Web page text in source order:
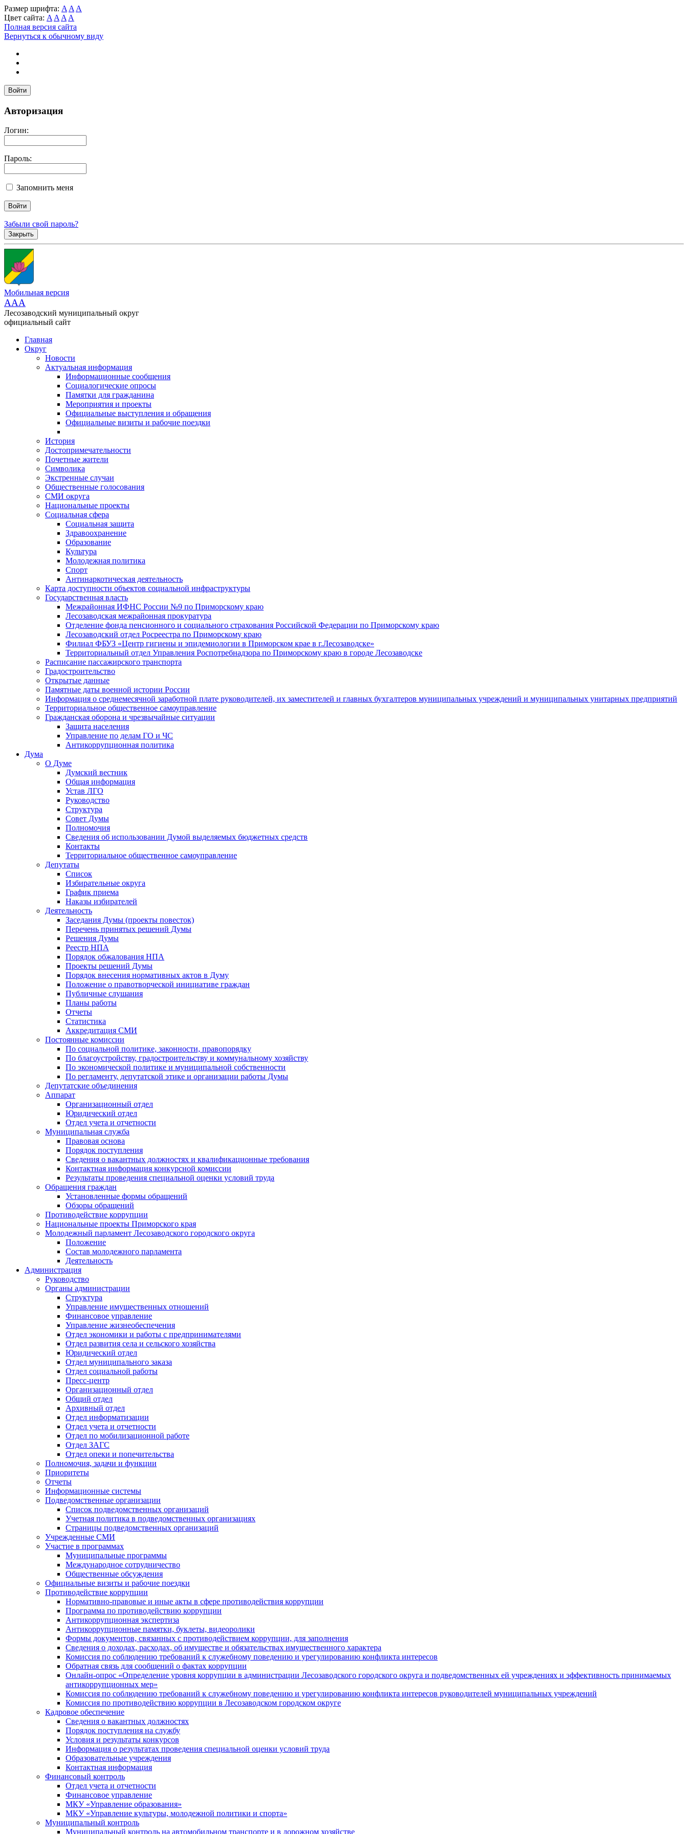
Размер шрифта: A A A
Цвет сайта: A A A A
Полная версия сайта
Вернуться к обычному виду
Войти
Авторизация
Логин:
Пароль:
Запомнить меня
Забыли свой пароль?
Закрыть
Мобильная версия
AAA
Лесозаводский муниципальный округ
официальный сайт
Главная
Округ
Новости
Актуальная информация
Информационные сообщения
Социалогические опросы
Памятки для гражданина
Мероприятия и проекты
Официальные выступления и обращения
Официальные визиты и рабочие поездки
История
Достопримечательности
Почетные жители
Символика
Экстренные случаи
Общественные голосования
СМИ округа
Национальные проекты
Социальная сфера
Социальная защита
Здравоохранение
Образование
Культура
Молодежная политика
Спорт
Антинаркотическая деятельность
Карта доступности объектов социальной инфраструктуры
Государственная власть
Межрайонная ИФНС России №9 по Приморскому краю
Лесозаводская межрайонная прокуратура
Отделение фонда пенсионного и социального страхования Российской Федерации по Приморскому краю
Лесозаводский отдел Росреестра по Приморскому краю
Филиал ФБУЗ «Центр гигиены и эпидемиологии в Приморском крае в г.Лесозаводске»
Территориальный отдел Управления Роспотребнадзора по Приморскому краю в городе Лесозаводске
Расписание пассажирского транспорта
Градостроительство
Открытые данные
Памятные даты военной истории России
Информация о среднемесячной заработной плате руководителей, их заместителей и главных бухгалтеров муниципальных учреждений и муниципальных унитарных предприятий
Территориальное общественное самоуправление
Гражданская оборона и чрезвычайные ситуации
Защита населения
Управление по делам ГО и ЧС
Антикоррупционная политика
Дума
О Думе
Думский вестник
Общая информация
Устав ЛГО
Руководство
Структура
Совет Думы
Полномочия
Сведения об использовании Думой выделяемых бюджетных средств
Контакты
Территориальное общественное самоуправление
Депутаты
Список
Избирательные округа
График приема
Наказы избирателей
Деятельность
Заседания Думы (проекты повесток)
Перечень принятых решений Думы
Решения Думы
Реестр НПА
Порядок обжалования НПА
Проекты решений Думы
Порядок внесения нормативных актов в Думу
Положение о правотворческой инициативе граждан
Публичные слушания
Планы работы
Отчеты
Статистика
Аккредитация СМИ
Постоянные комиссии
По социальной политике, законности, правопорядку
По благоустройству, градостроительству и коммунальному хозяйству
По экономической политике и муниципальной собственности
По регламенту, депутатской этике и организации работы Думы
Депутатские объединения
Аппарат
Организационный отдел
Юридический отдел
Отдел учета и отчетности
Муниципальная служба
Правовая основа
Порядок поступления
Сведения о вакантных должностях и квалификационные требования
Контактная информация конкурсной комиссии
Результаты проведения специальной оценки условий труда
Обращения граждан
Установленные формы обращений
Обзоры обращений
Противодействие коррупции
Национальные проекты Приморского края
Молодежный парламент Лесозаводского городского округа
Положение
Состав молодежного парламента
Деятельность
Администрация
Руководство
Органы администрации
Структура
Управление имущественных отношений
Финансовое управление
Управление жизнеобеспечения
Отдел экономики и работы с предпринимателями
Отдел развития села и сельского хозяйства
Юридический отдел
Отдел муниципального заказа
Отдел социальной работы
Пресс-центр
Организационный отдел
Общий отдел
Архивный отдел
Отдел информатизации
Отдел учета и отчетности
Отдел по мобилизационной работе
Отдел ЗАГС
Отдел опеки и попечительства
Полномочия, задачи и функции
Приоритеты
Отчеты
Информационные системы
Подведомственные организации
Список подведомственных организаций
Учетная политика в подведомственных организациях
Страницы подведомственных организаций
Учрежденные СМИ
Участие в программах
Муниципальные программы
Международное сотрудничество
Общественные обсуждения
Официальные визиты и рабочие поездки
Противодействие коррупции
Нормативно-правовые и иные акты в сфере противодействия коррупции
Программа по противодействию коррупции
Антикоррупционная экспертиза
Антикоррупционные памятки, буклеты, видеоролики
Формы документов, связанных с противодействием коррупции, для заполнения
Сведения о доходах, расходах, об имуществе и обязательствах имущественного характера
Комиссия по соблюдению требований к служебному поведению и урегулированию конфликта интересов
Обратная связь для сообщений о фактах коррупции
Онлайн-опрос «Определение уровня коррупции в администрации Лесозаводского городского округа и подведомственных ей учреждениях и эффективность принимаемых
антикоррупционных мер»
Комиссия по соблюдению требований к служебному поведению и урегулированию конфликта интересов руководителей муниципальных учреждений
Комиссия по противодействию коррупции в Лесозаводском городском округе
Кадровое обеспечение
Сведения о вакантных должностях
Порядок поступления на службу
Условия и результаты конкурсов
Информация о результатах проведения специальной оценки условий труда
Образовательные учреждения
Контактная информация
Финансовый контроль
Отдел учета и отчетности
Финансовое управление
МКУ «Управление образования»
МКУ «Управление культуры, молодежной политики и спорта»
Муниципальный контроль
Муниципальный контроль на автомобильном транспорте и в дорожном хозяйстве